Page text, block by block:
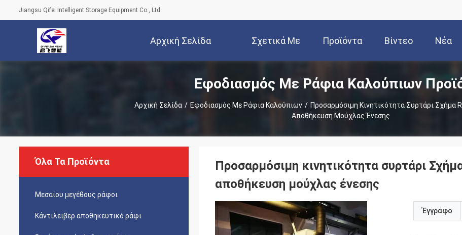
Jiangsu Qifei Intelligent Storage Equipment Co., Ltd.
Αρχική Σελίδα Σχετικά Με
Εμάς
Προϊόντα Βίντεο Νέα
Εφοδιασμός Με Ράφια Καλούπιων
Αρχική Σελίδα / Εφοδιασμός Με Ράφια Καλούπιων / Προσαρμόσιμη Κινητικότητα Συρτάρι Σχήμα
Αποθήκευση Μούχλας Ένεσης
Όλα Τα Προϊόντα
Μεσαίου μεγέθους ράφοι
Κάντιλειβερ αποθηκευτικό ράφι
Προσαρμόσιμη κινητικότητα συρτάρι
αποθήκευση μούχλας ένεσης
Έγγραφο